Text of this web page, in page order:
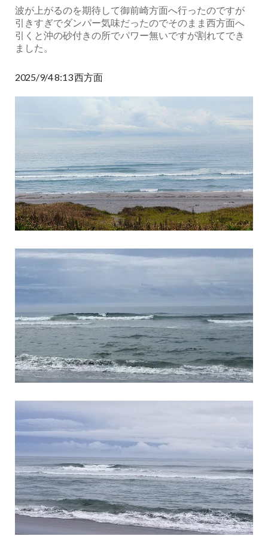
波が上がるのを期待して御前崎方面へ行ったのですが
引きすぎでダンパー気味だったのでそのまま西方面へ
引くと沖の砂付きの所でパワー無いですが割れてでき
ました。
2025/9/4 8:13 西方面